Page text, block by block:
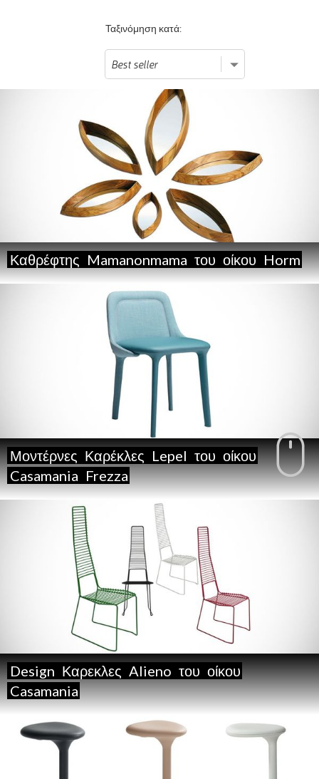
Ταξινόμηση κατά:
Καθρέφτης Mamanonmama του οίκου Horm
Μοντέρνες Καρέκλες Lepel του οίκου
Casamania Frezza
Design Καρεκλες Alieno του οίκου
Casamania